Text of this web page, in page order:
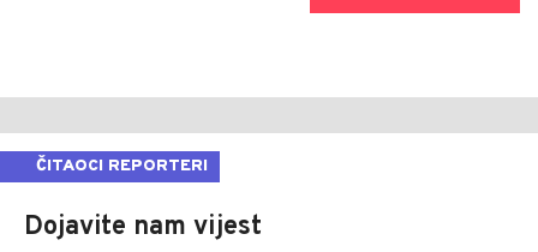
ČITAOCI REPORTERI
Dojavite nam vijest